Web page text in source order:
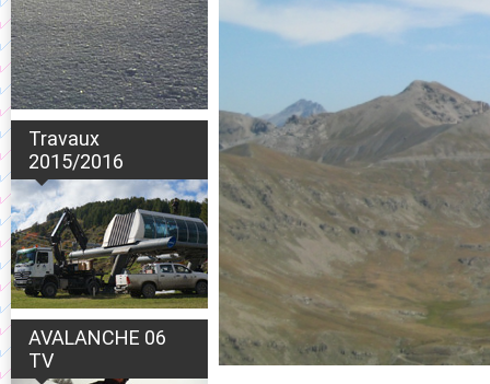
Travaux
2015/2016
AVALANCHE 06
TV